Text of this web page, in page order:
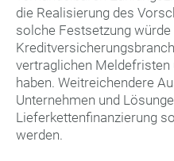
die Realisierung des
solche Festsetzung
vertraglichen Meldefristen
haben. Weitreichendere
Unternehmen und
Lieferkettenfinanzierung
werden.